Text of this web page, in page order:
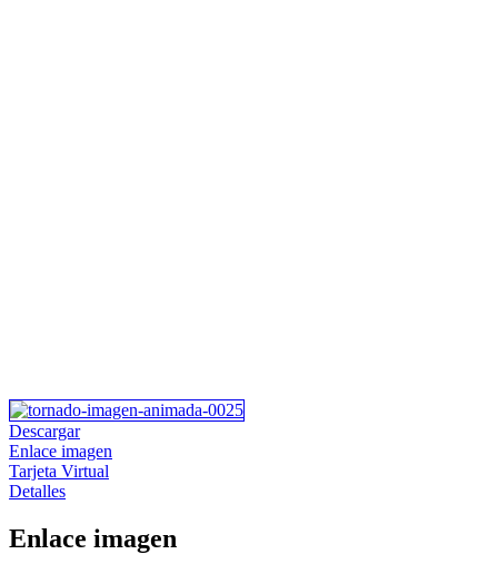
Descargar
Enlace imagen
Tarjeta Virtual
Detalles
Enlace imagen